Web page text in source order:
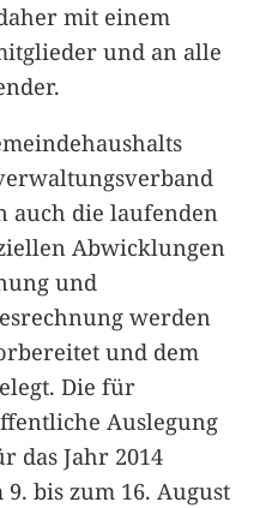
mit einem
und an alle
auch die laufenden
Abwicklungen
und
werden
und dem
Die für
Auslegung
das Jahr 2014
bis zum 16. August